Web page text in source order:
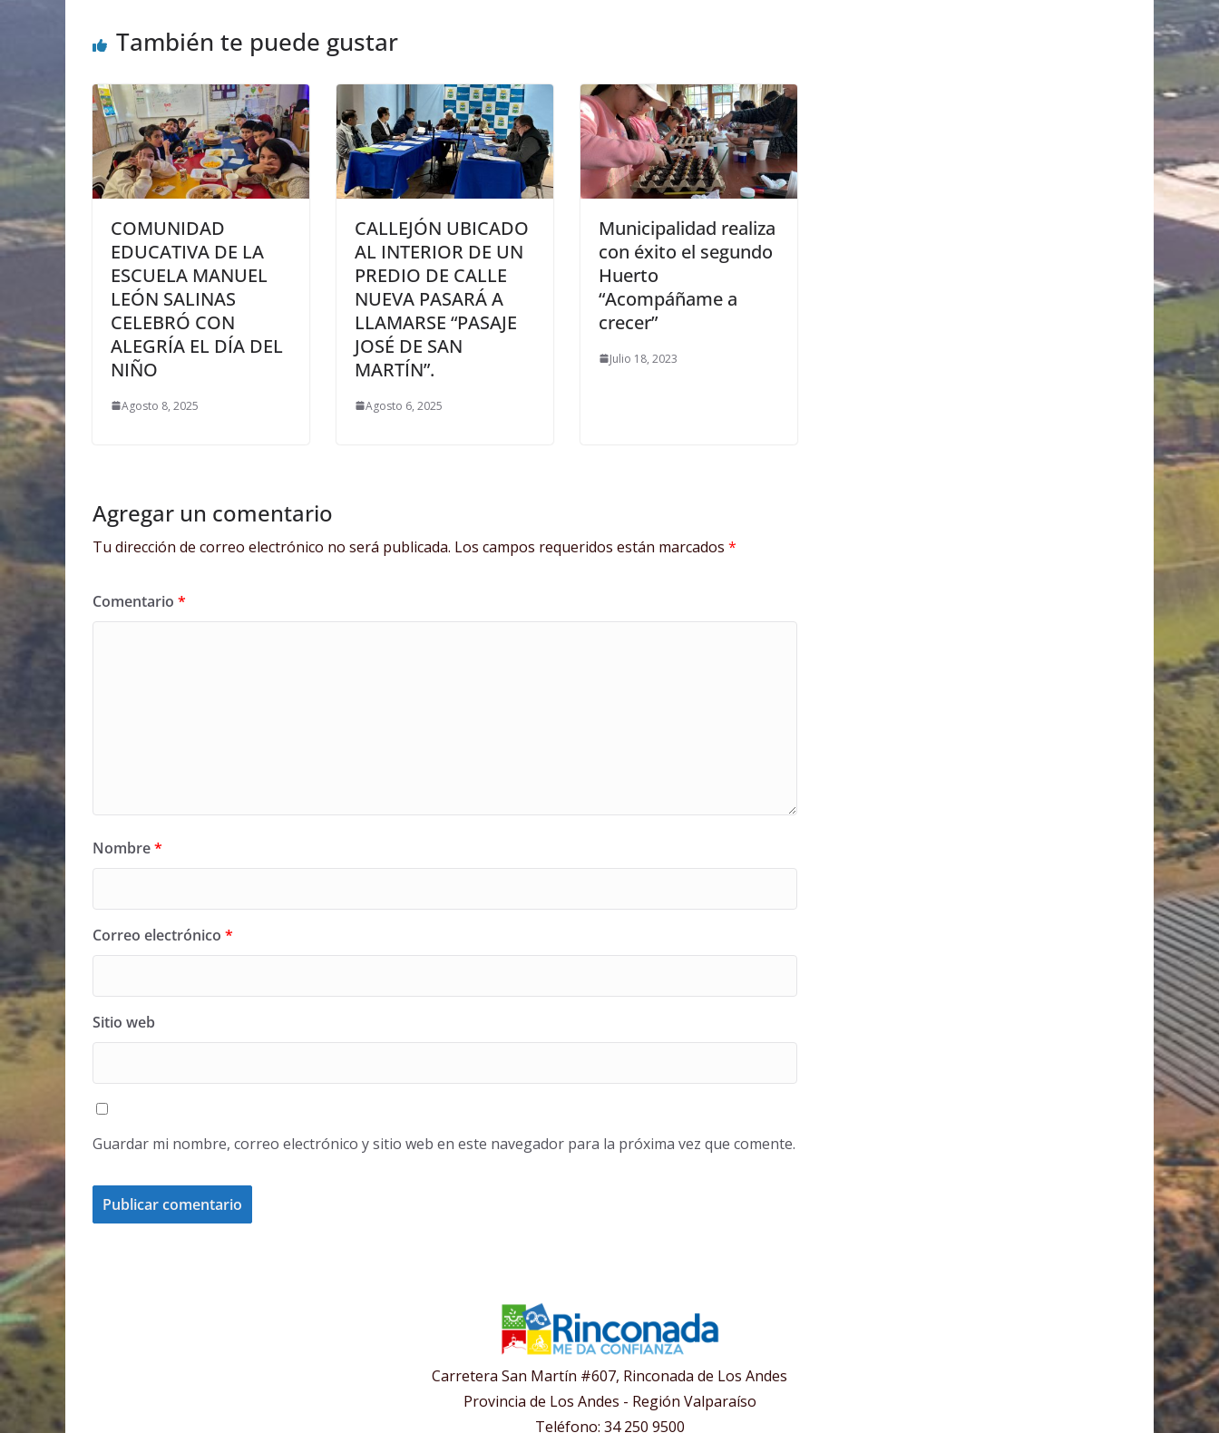
También te puede gustar
COMUNIDAD
EDUCATIVA DE LA
ESCUELA MANUEL
LEÓN SALINAS
CELEBRÓ CON
ALEGRÍA EL DÍA DEL
NIÑO
Agosto 8, 2025
CALLEJÓN UBICADO
AL INTERIOR DE UN
PREDIO DE CALLE
NUEVA PASARÁ A
LLAMARSE “PASAJE
JOSÉ DE SAN
MARTÍN”.
Agosto 6, 2025
Municipalidad realiza
con éxito el segundo
Huerto
“Acompáñame a
crecer”
Julio 18, 2023
Agregar un comentario
Tu dirección de correo electrónico no será publicada. Los campos requeridos están marcados *
Comentario *
Nombre*
Correo electrónico *
Sitio web
Guardar mi nombre, correo electrónico y sitio web en este navegador para la próxima vez que comente.
Carretera San Martín #607, Rinconada de Los Andes
Provincia de Los Andes - Región Valparaíso
Teléfono: 34 250 9500